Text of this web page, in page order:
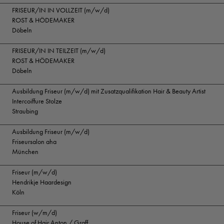
FRISEUR/IN IN VOLLZEIT (m/w/d)
ROST & HÖDEMAKER
Döbeln
FRISEUR/IN IN TEILZEIT (m/w/d)
ROST & HÖDEMAKER
Döbeln
Ausbildung Friseur (m/w/d) mit Zusatzqualifikation Hair & Beauty Artist
Intercoiffure Stolze
Straubing
Ausbildung Friseur (m/w/d)
Friseursalon aha
München
Friseur (m/w/d)
Hendrikje Haardesign
Köln
Friseur (w/m/d)